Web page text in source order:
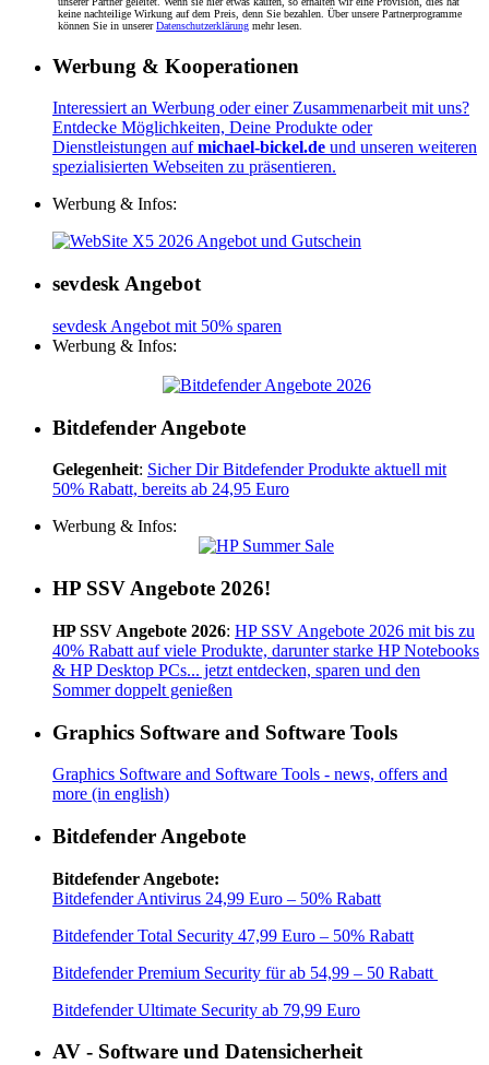
keine nachteilige Wirkung auf dem Preis, denn Sie bezahlen. Über unsere Partnerprogramme
können Sie in unsererDatenschutzerklärung mehr lesen.
Werbung & Kooperationen
Interessiert an Werbung oder einer Zusammenarbeit mit uns?
Entdecke Möglichkeiten, Deine Produkte oder
Dienstleistungen aufmichael-bickel.de und unseren weiteren
spezialisierten Webseiten zu präsentieren.
Werbung & Infos:
sevdesk Angebot
sevdesk Angebot mit 50% sparen
Werbung & Infos:
Bitdefender Angebote
Gelegenheit: Sicher Dir Bitdefender Produkte aktuell mit
50% Rabatt, bereits ab 24,95 Euro
Werbung & Infos:
HP SSV Angebote 2026!
HP SSV Angebote 2026: HP SSV Angebote 2026 mit bis zu
40% Rabatt auf viele Produkte, darunter starke HP Notebooks
& HP Desktop PCs... jetzt entdecken, sparen und den
Sommer doppelt genießen
Graphics Software and Software Tools
Graphics Software and Software Tools - news, offers and
more (in english)
Bitdefender Angebote
Bitdefender Angebote:
Bitdefender Antivirus 24,99 Euro – 50% Rabatt
Bitdefender Total Security 47,99 Euro – 50% Rabatt
Bitdefender Premium Security für ab 54,99 – 50 Rabatt
Bitdefender Ultimate Security ab 79,99 Euro
AV - Software und Datensicherheit